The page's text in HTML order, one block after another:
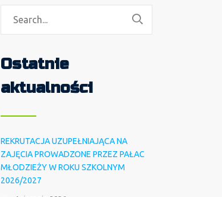
Ostatnie
aktualności
REKRUTACJA UZUPEŁNIAJĄCA NA
ZAJĘCIA PROWADZONE PRZEZ PAŁAC
MŁODZIEŻY W ROKU SZKOLNYM
2026/2027